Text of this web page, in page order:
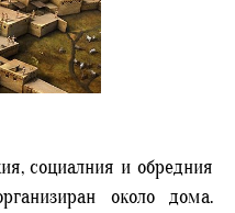
социалния и обредния
около дома.